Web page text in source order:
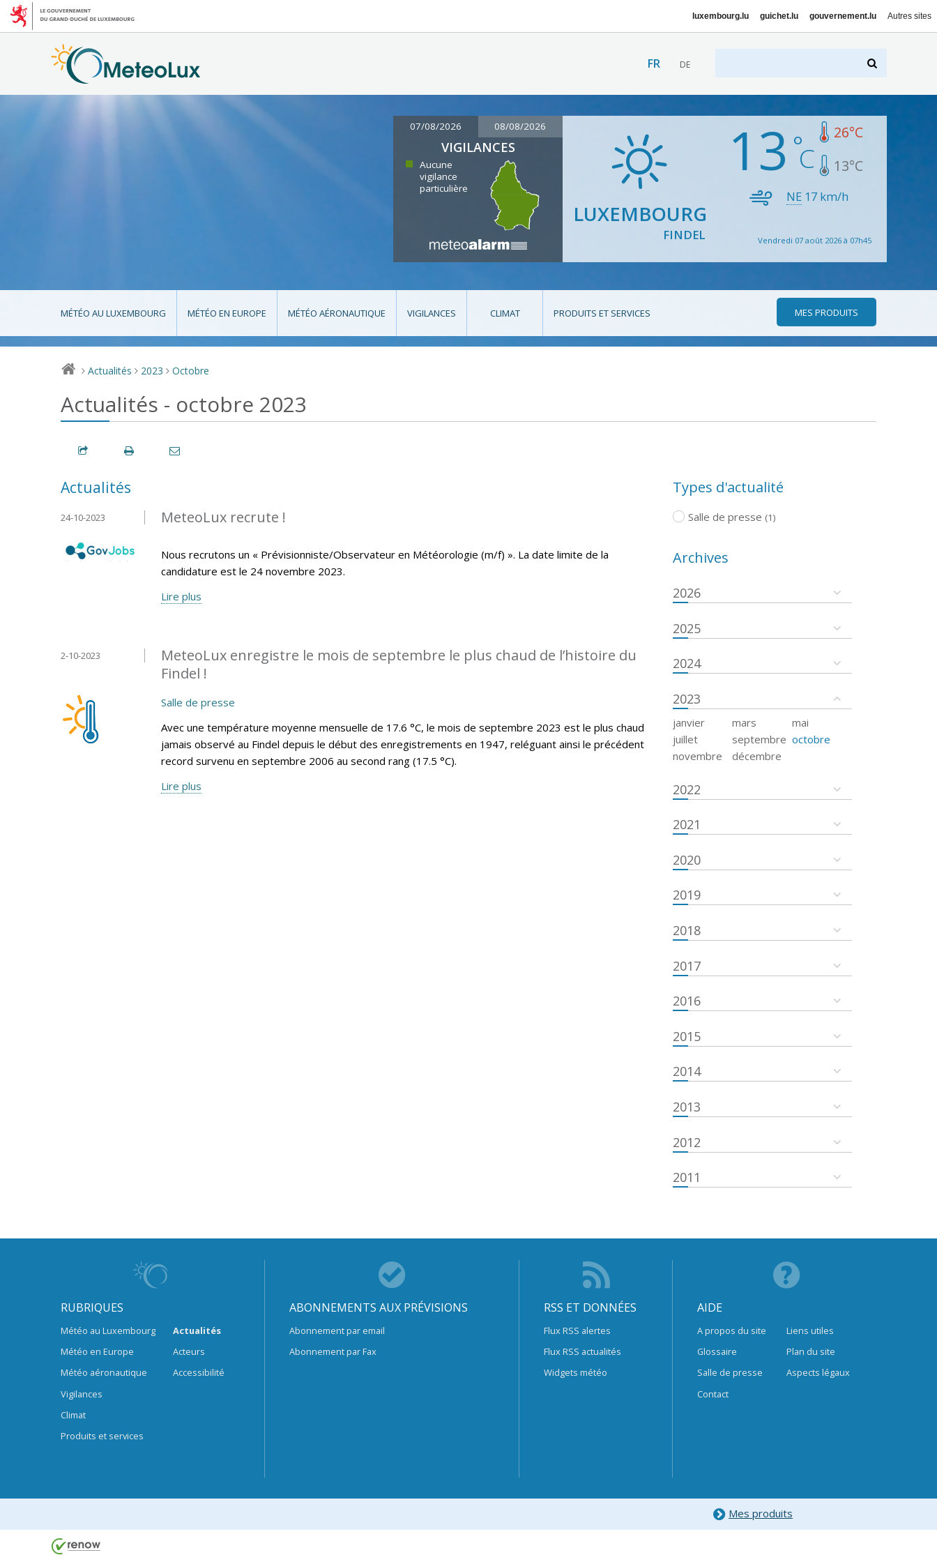
luxembourg.lu guichet.lu gouvernement.lu Autres sites
FR DE
07/08/2026 08/08/2026
VIGILANCES
Aucune
vigilance
particulière
LUXEMBOURG
FINDEL
13 26°C
13°C
NE 17 km/h
Vendredi 07 août 2026 à 07h45
MÉTÉO AU LUXEMBOURG MÉTÉO EN EUROPE MÉTÉO AÉRONAUTIQUE VIGILANCES CLIMAT PRODUITS ET SERVICES MES PRODUITS
> Actualités > 2023 > Octobre
Actualités - octobre 2023
Actualités
MeteoLux recrute !
24-10-2023
Nous recrutons un « Prévisionniste/Observateur en Météorologie (m/f) ». La date limite de la
candidature est le 24 novembre 2023.
Lire plus
MeteoLux enregistre le mois de septembre le plus chaud de l’histoire du
Findel !
2-10-2023
Salle de presse
Avec une température moyenne mensuelle de 17.6 °C, le mois de septembre 2023 est le plus chaud
jamais observé au Findel depuis le début des enregistrements en 1947, reléguant ainsi le précédent
record survenu en septembre 2006 au second rang (17.5 °C).
Lire plus
Types d'actualité
Salle de presse (1)
Archives
2026
2025
2024
2023
janvier mars
mai
juillet
septembre octobre
novembre
décembre
2022
2021
2020
2019
2018
2017
2016
2015
2014
2013
2012
2011
RUBRIQUES
Météo au Luxembourg
Météo en Europe
Météo aéronautique
Vigilances
Climat
Produits et services
Actualités
Acteurs
Accessibilité
ABONNEMENTS AUX PRÉVISIONS
Abonnement par email
Abonnement par Fax
RSS ET DONNÉES
Flux RSS alertes
Flux RSS actualités
Widgets météo
AIDE
A propos du site
Glossaire
Salle de presse
Contact
Liens utiles
Plan du site
Aspects légaux
Mes produits